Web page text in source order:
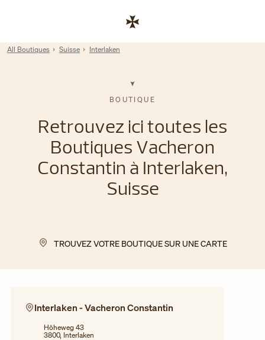
Lien vers le site de l'entreprise
Return to Nav
All Boutiques Suisse Interlaken
BOUTIQUE
Retrouvez ici toutes les
Boutiques Vacheron
Constantin à Interlaken,
Suisse
TROUVEZ VOTRE BOUTIQUE SUR UNE CARTE
Interlaken - Vacheron Constantin
Höheweg 43
3800, Interlaken